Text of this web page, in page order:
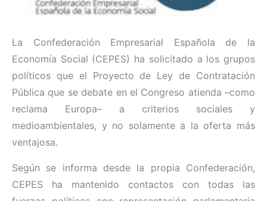
La Confederación Empresarial Española de la
Economía Social (CEPES) ha solicitado a los grupos
políticos que el Proyecto de Ley de Contratación
Pública que se debate en el Congreso atienda –como
reclama Europa– a criterios sociales y
medioambientales, y no solamente a la oferta más
ventajosa.
Según se informa desde la propia Confederación,
CEPES ha mantenido contactos con todas las